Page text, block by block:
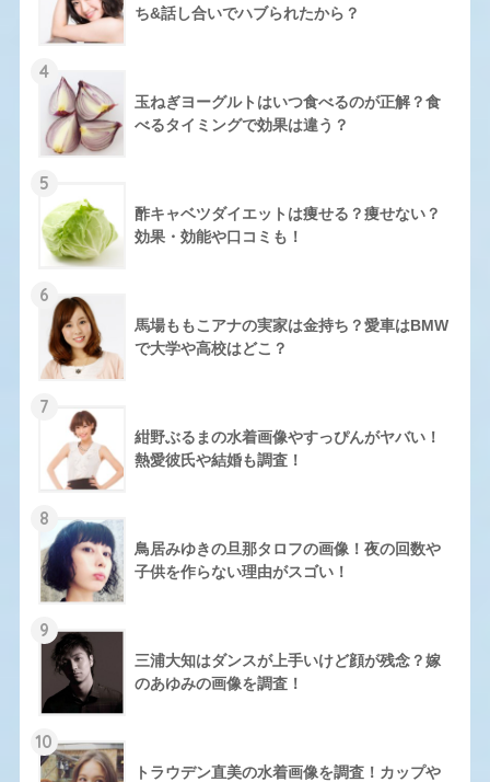
ち&話し合いでハブられたから？
4
玉ねぎヨーグルトはいつ食べるのが正解？食
べるタイミングで効果は違う？
5
酢キャベツダイエットは痩せる？痩せない？
効果・効能や口コミも！
6
馬場ももこアナの実家は金持ち？愛車はBMW
で大学や高校はどこ？
7
紺野ぶるまの水着画像やすっぴんがヤバい！
熱愛彼氏や結婚も調査！
8
鳥居みゆきの旦那タロフの画像！夜の回数や
子供を作らない理由がスゴい！
9
三浦大知はダンスが上手いけど顔が残念？嫁
のあゆみの画像を調査！
10
トラウデン直美の水着画像を調査！カップや